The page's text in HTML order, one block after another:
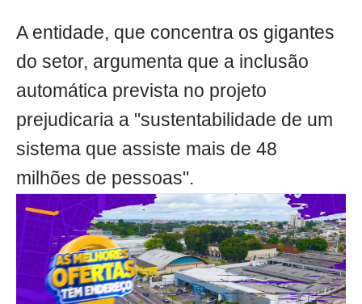
A entidade, que concentra os gigantes
do setor, argumenta que a inclusão
automática prevista no projeto
prejudicaria a "sustentabilidade de um
sistema que assiste mais de 48
milhões de pessoas".